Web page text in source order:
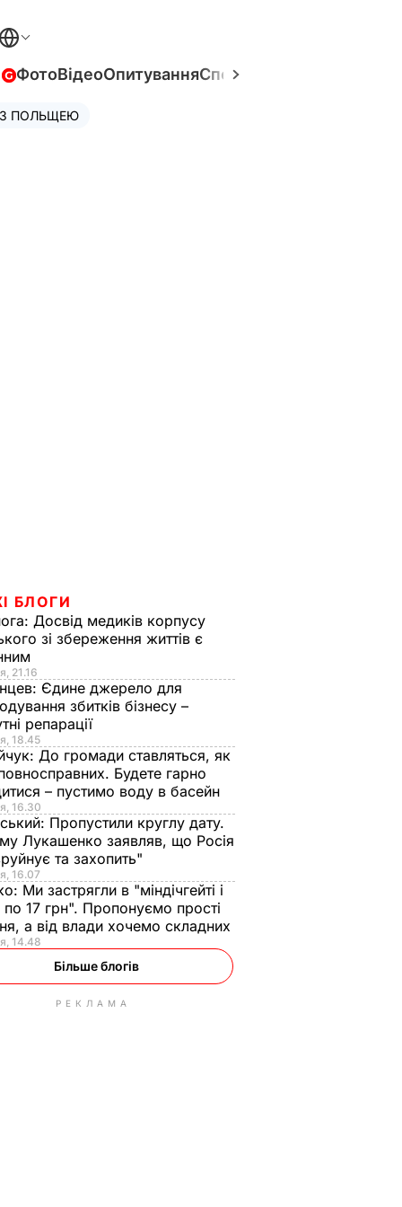
ФотоВідеоОпитуванняСпецпроєкти
ПОЛЬЩЕЮ
БЛОГИ
Досвід медиків корпусу
зі збереження життів є
21.16
Єдине джерело для
збитків бізнесу –
репарації
18.45
До громади ставляться, як
Будете гарно
– пустимо воду в басейн
16.30
Пропустили круглу дату.
Лукашенко заявляв, що Росія
та захопить"
16.07
Ми застрягли в "міндічгейті і
по 17 грн". Пропонуємо прості
а від влади хочемо складних
14.48
Більше блогів
РЕКЛАМА